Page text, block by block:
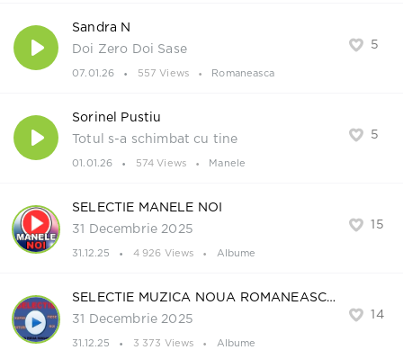
5
Sandra N
Doi Zero Doi Sase
07.01.26 557 Views Romaneasca
5
Sorinel Pustiu
Totul s-a schimbat cu tine
01.01.26 574 Views Manele
15
SELECTIE MANELE NOI
31 Decembrie 2025
31.12.25 4 926 Views Albume
14
SELECTIE MUZICA NOUA ROMANEASCA
31 Decembrie 2025
31.12.25 3 373 Views Albume